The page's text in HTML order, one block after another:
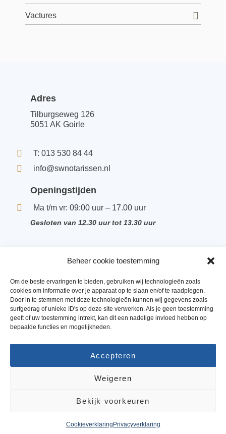
Beheer cookie toestemming
Om de beste ervaringen te bieden, gebruiken wij technologieën zoals
cookies om informatie over je apparaat op te slaan en/of te raadplegen.
Door in te stemmen met deze technologieën kunnen wij gegevens zoals
surfgedrag of unieke ID's op deze site verwerken. Als je geen toestemming
geeft of uw toestemming intrekt, kan dit een nadelige invloed hebben op
bepaalde functies en mogelijkheden.
Accepteren
Weigeren
Bekijk voorkeuren
Cookieverklaring Privacyverklaring
Vactures
Adres
Tilburgseweg 126
5051 AK Goirle
T: 013 530 84 44
info@swnotarissen.nl
Openingstijden
Ma t/m vr: 09:00 uur – 17.00 uur
Gesloten van 12.30 uur tot 13.30 uur
Vacatures
Privacyverklaring
S&W Notarissen © 2021 – 2026